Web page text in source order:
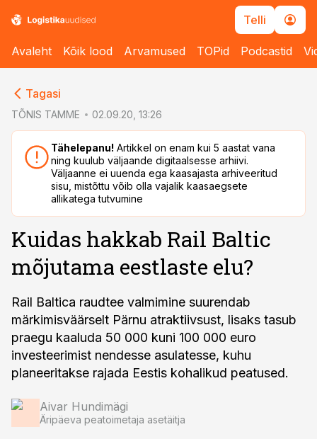
Telli
Avaleht Kõik lood Arvamused TOPid Podcastid
Tagasi
TÕNIS TAMME 02.09.20, 13:26
Tähelepanu! Artikkel on enam kui 5 aastat vana
ning kuulub väljaande digitaalsesse arhiivi.
Väljaanne ei uuenda ega kaasajasta arhiveeritud
sisu, mistõttu võib olla vajalik kaasaegsete
allikatega tutvumine
Kuidas hakkab Rail Baltic
mõjutama eestlaste elu?
Rail Baltica raudtee valmimine suurendab
märkimisväärselt Pärnu atraktiivsust, lisaks tasub
praegu kaaluda 50 000 kuni 100 000 euro
investeerimist nendesse asulatesse, kuhu
planeeritakse rajada Eestis kohalikud peatused.
Aivar Hundimägi
Äripäeva peatoimetaja asetäitja